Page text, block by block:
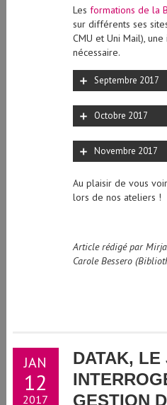
Les formations de la
sur différents ses
CMU et Uni Mail),
nécessaire.
Septembre 2017
Octobre 2017
Novembre 2017
Au plaisir de vous
lors de nos ateliers !
Article rédigé par
Carole Bessero
JAN
12
2017
DATAK, LE
GESTION